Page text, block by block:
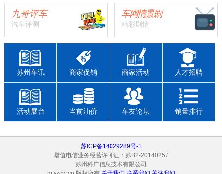
九哥评车
汽车评测
车网情景剧
精彩剧情
苏州车讯 商家促销 商家活动 人才招聘
活动展台 当前油价 车友论坛 销量排行
苏ICP备14029289号-1
增值电信业务经营许可证：苏B2-20140257
苏州科广信息技术有限公司